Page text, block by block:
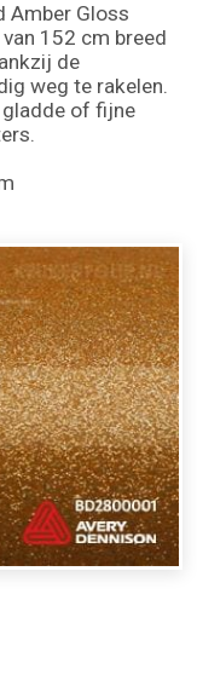
Amber Gloss
152 cm breed
de
weg te rakelen.
gladde of fijne